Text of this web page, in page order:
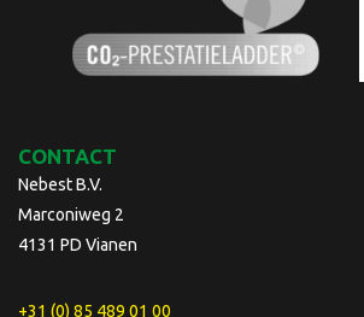
CONTACT
Nebest B.V.
Marconiweg 2
4131 PD Vianen
+31 (0) 85 489 01 00